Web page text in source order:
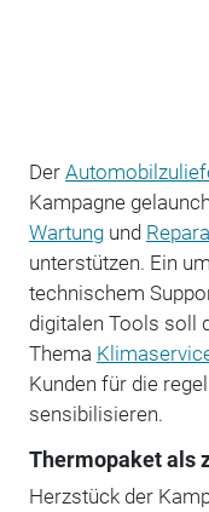
Der
Kampagne
Wartungund
unterstützen. Ein
technischem
digitalen Tools soll
Thema
Kunden für die
sensibilisieren.
Thermopaket als
Herzstück der